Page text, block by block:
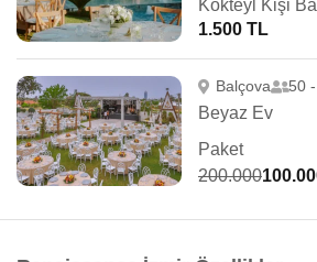
Kokteyl Kişi
1.500 TL
Balçova 50
Beyaz Ev
Paket
200.000